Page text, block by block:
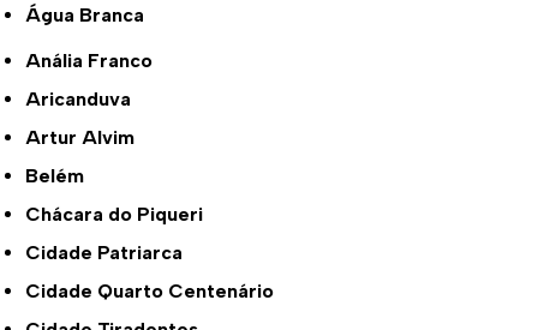
Água Branca
Anália Franco
Aricanduva
Artur Alvim
Belém
Chácara do Piqueri
Cidade Patriarca
Cidade Quarto Centenário